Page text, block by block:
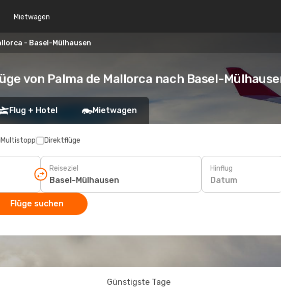
Mietwagen
- Basel-Mülhausen
von Palma de Mallorca nach Basel-
Flug + Hotel Mietwagen
Multistopp Direktflüge
Reiseziel Hinflug
Datum
Flüge suchen
Günstigste Tage